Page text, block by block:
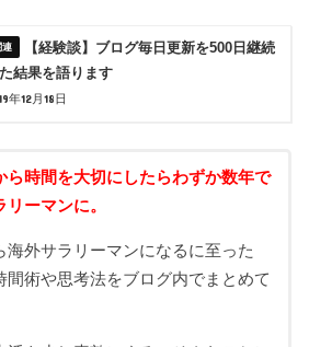
【経験談】ブログ毎日更新を500日継続
結果を語ります
年12月18日
ら時間を大切にしたらわずか数年で
リーマンに。
海外サラリーマンになるに至った
間術や思考法をブログ内でまとめて